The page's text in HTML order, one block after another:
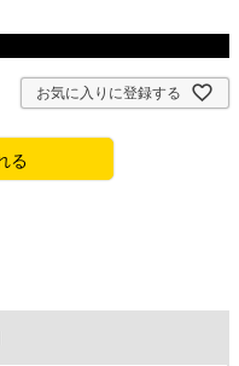
お気に入りに登録する
る